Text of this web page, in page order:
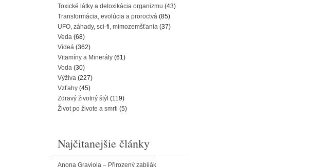
Toxické látky a detoxikácia organizmu (43)
Transformácia, evolúcia a proroctvá (85)
UFO, záhady, sci-fi, mimozemšťania (37)
Veda (68)
Videá (362)
Vitamíny a Minerály (61)
Voda (30)
Výživa (227)
Vzťahy (45)
Zdravý životný štýl (119)
Život po živote a smrti (5)
Najčitanejšie články
Anona Graviola – Přirozený zabiják